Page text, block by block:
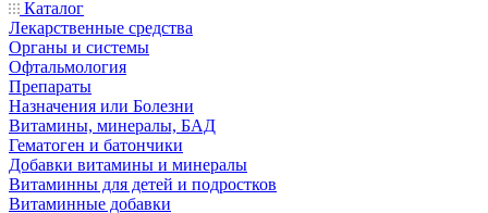
Каталог
Лекарственные средства
Органы и системы
Офтальмология
Препараты
Назначения или Болезни
Витамины, минералы, БАД
Гематоген и батончики
Добавки витамины и минералы
Витаминны для детей и подростков
Витаминные добавки